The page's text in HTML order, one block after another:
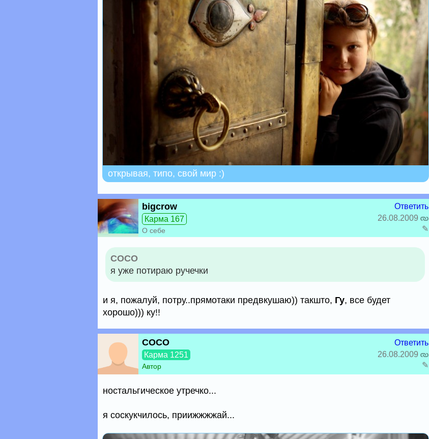
открывая, типо, свой мир :)
bigcrow
Карма 167
О себе
Ответить
26.08.2009
✎
COCO
я уже потираю ручечки
и я, пожалуй, потру..прямотаки предвкушаю)) такшто, Гу, все будет
хорошо))) ку!!
COCO
Карма 1251
Автор
Ответить
26.08.2009
✎
ностальгическое утречко...
я соскукчилось, приижжжжай...